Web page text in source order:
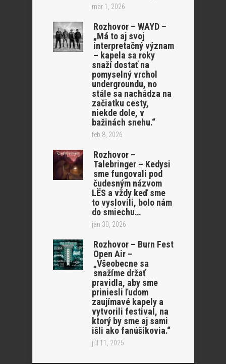
mar 1, 2026
Rozhovor – WAYD –
„Má to aj svoj
interpretačný význam
– kapela sa roky
snaží dostať na
pomyselný vrchol
undergroundu, no
stále sa nachádza na
začiatku cesty,
niekde dole, v
bažinách snehu.“
feb 8, 2026
Rozhovor –
Talebringer – Kedysi
sme fungovali pod
čudesným názvom
LËS a vždy keď sme
to vyslovili, bolo nám
do smiechu…
jan 30, 2026
Rozhovor – Burn Fest
Open Air –
„Všeobecne sa
snažíme držať
pravidla, aby sme
priniesli ľudom
zaujímavé kapely a
vytvorili festival, na
ktorý by sme aj sami
išli ako fanúšikovia.“
júl 11, 2025